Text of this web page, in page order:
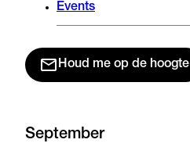
Events
Houd me op de hoogte
September